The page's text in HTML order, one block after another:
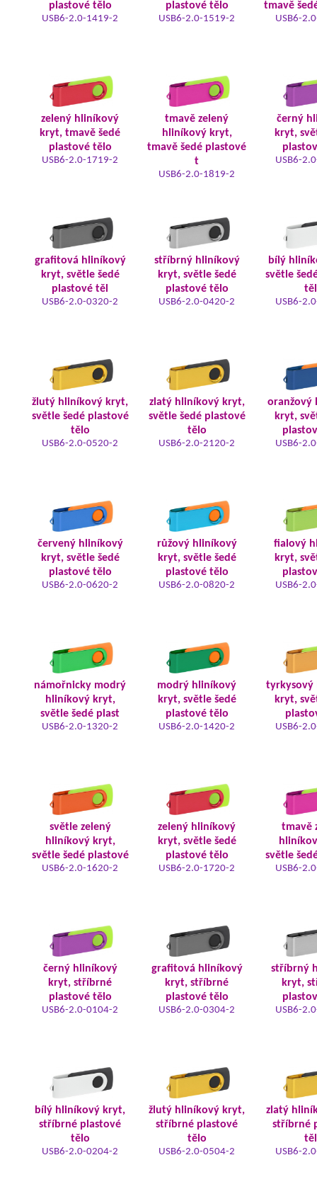
plastové tělo
USB6-2.0-1419-2
plastové tělo
USB6-2.0-1519-2
tmavě
USB6-
zelený hliníkový
kryt, tmavě šedé
plastové tělo
USB6-2.0-1719-2
tmavě zelený
hliníkový kryt,
tmavě šedé plastové
t
USB6-2.0-1819-2
černý
kryt,
USB6-
grafitová hliníkový
kryt, světle šedé
plastové těl
USB6-2.0-0320-2
stříbrný hliníkový
kryt, světle šedé
plastové tělo
USB6-2.0-0420-2
bílý
světle
USB6-
žlutý hliníkový kryt,
světle šedé plastové
tělo
USB6-2.0-0520-2
zlatý hliníkový kryt,
světle šedé plastové
tělo
USB6-2.0-2120-2
oranžový
kryt,
USB6-
červený hliníkový
kryt, světle šedé
plastové tělo
USB6-2.0-0620-2
růžový hliníkový
kryt, světle šedé
plastové tělo
USB6-2.0-0820-2
fialový
kryt,
USB6-
námořnicky modrý
hliníkový kryt,
světle šedé plast
USB6-2.0-1320-2
modrý hliníkový
kryt, světle šedé
plastové tělo
USB6-2.0-1420-2
tyrkysový
kryt,
USB6-
světle zelený
hliníkový kryt,
světle šedé plastové
USB6-2.0-1620-2
zelený hliníkový
kryt, světle šedé
plastové tělo
USB6-2.0-1720-2
tmavě
světle
USB6-
černý hliníkový
kryt, stříbrné
plastové tělo
USB6-2.0-0104-2
grafitová hliníkový
kryt, stříbrné
plastové tělo
USB6-2.0-0304-2
stříbrný
kryt,
USB6-
bílý hliníkový kryt,
stříbrné plastové
tělo
USB6-2.0-0204-2
žlutý hliníkový kryt,
stříbrné plastové
tělo
USB6-2.0-0504-2
zlatý
stříbrné
USB6-